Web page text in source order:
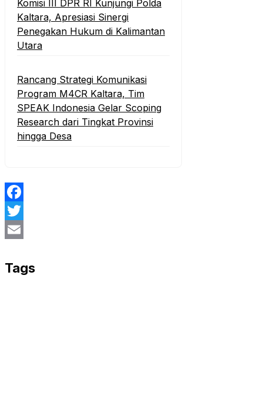
Komisi III DPR RI Kunjungi Polda
Kaltara, Apresiasi Sinergi
Penegakan Hukum di Kalimantan
Utara
Rancang Strategi Komunikasi
Program M4CR Kaltara, Tim
SPEAK Indonesia Gelar Scoping
Research dari Tingkat Provinsi
hingga Desa
Facebook
Twitter
Tags